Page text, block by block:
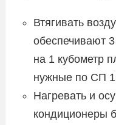
Втягивать
обеспечивают
на 1 кубометр
нужные по СП
Нагревать и
кондиционеры